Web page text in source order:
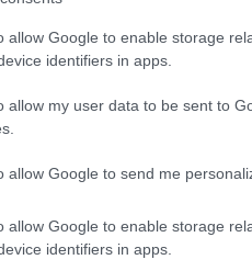
allow Google to enable storage
identifiers in apps.
allow my user data to be sent to
allow Google to send me
allow Google to enable storage
identifiers in apps.
ταυτότητα των διωκτών
οποία τραβήχτηκε το